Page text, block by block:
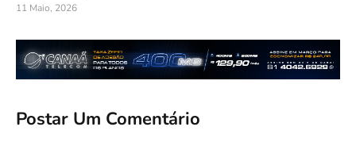
11 Maio, 2026
Postar Um Comentário